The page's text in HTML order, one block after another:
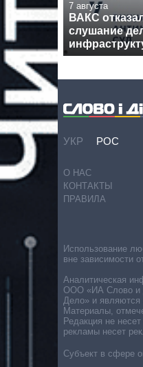
7 августа
ВАКС
слушание
УКР РОС
О НАС
КОНТАКТЫ
ПРАВИЛА
Субъект в сфере
Использование
вне зависимости
Аналитическая
ООО «ИА Слово и
Дело» и являются
Материалы,
Редакция не
рекламы несет